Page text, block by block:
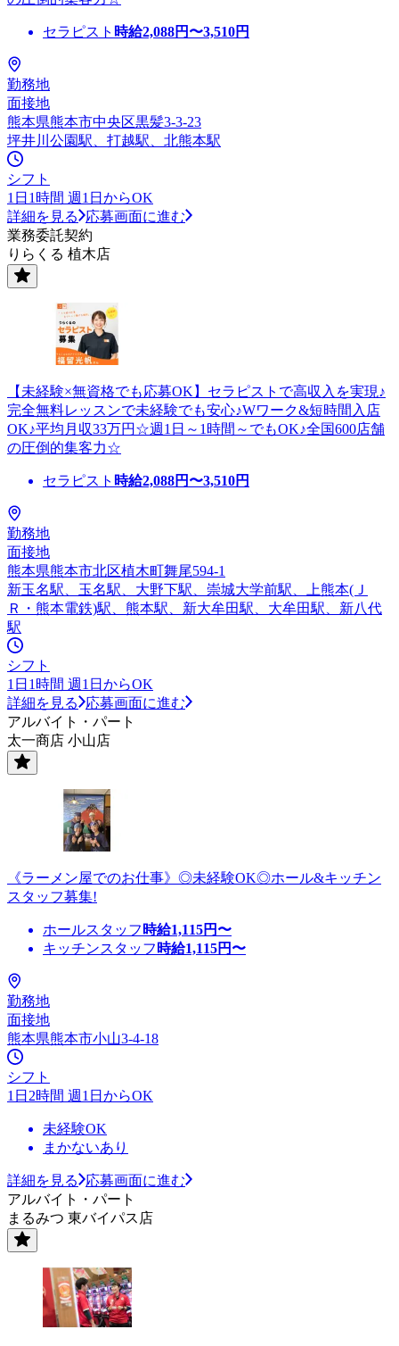
セラピスト 時給2,088円〜3,510円
勤務地
面接地
熊本県熊本市中央区黒髪3-3-23
坪井川公園駅、打越駅、北熊本駅
シフト
1日1時間 週1日からOK
詳細を見る
応募画面に進む
業務委託契約
りらくる 植木店
【未経験×無資格でも応募OK】セラピストで高収入を実現♪
完全無料レッスンで未経験でも安心♪Wワーク&短時間入店
OK♪平均月収33万円☆週1日～1時間～でもOK♪全国600店舗
の圧倒的集客力☆
セラピスト 時給2,088円〜3,510円
勤務地
面接地
熊本県熊本市北区植木町舞尾594-1
新玉名駅、玉名駅、大野下駅、崇城大学前駅、上熊本(Ｊ
Ｒ・熊本電鉄)駅、熊本駅、新大牟田駅、大牟田駅、新八代
駅
シフト
1日1時間 週1日からOK
詳細を見る
応募画面に進む
アルバイト・パート
太一商店 小山店
《ラーメン屋でのお仕事》◎未経験OK◎ホール&キッチン
スタッフ募集!
ホールスタッフ 時給1,115円〜
キッチンスタッフ 時給1,115円〜
勤務地
面接地
熊本県熊本市小山3-4-18
シフト
1日2時間 週1日からOK
未経験OK
まかないあり
詳細を見る
応募画面に進む
アルバイト・パート
まるみつ 東バイパス店